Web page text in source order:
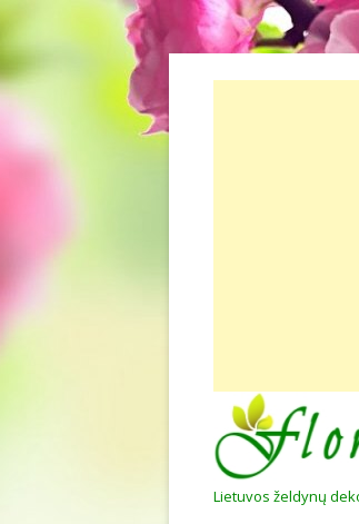
Lietuvos želdynų